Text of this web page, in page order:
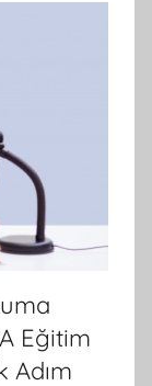
Eğitim
Adım